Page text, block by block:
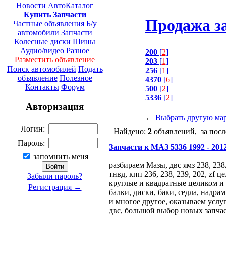
Новости АвтоКаталог
Купить Запчасти
Частные объявления Б/у
автомобили Запчасти
Колесные диски Шины
Аудио/видео Разное
Разместить объявление
Поиск автомобилей Подать
объявление Полезное
Контакты Форум
Авторизация
Логин:
Пароль:
запомнить меня
Забыли пароль?
Регистрация →
Продажа
200[2]
203[1]
256[1]
4370[6]
500[2]
5336[2]
← Выбрать другую
Найдено: 2объявлений, за
Запчасти к МАЗ 5336 1992 -
разбираем Мазы, двс ямз 238,
тнвд, кпп 236, 238, 239, 202, zf
круглые и квадратные целиком
балки, диски, баки, седла,
и многое другое, оказываем
двс, большой выбор новых